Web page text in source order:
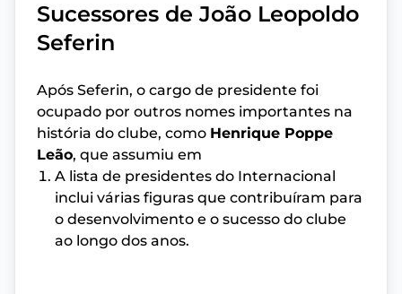
Sucessores de João Leopoldo
Seferin
Após Seferin, o cargo de presidente foi
ocupado por outros nomes importantes na
história do clube, como Henrique Poppe
Leão, que assumiu em
A lista de presidentes do Internacional
inclui várias figuras que contribuíram para
o desenvolvimento e o sucesso do clube
ao longo dos anos.